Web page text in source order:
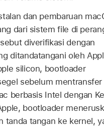
dan pembaruan
dari sistem file di
diverifikasi dengan
ditandatangani oleh
silicon, bootloader
sebelum
berbasis Intel dengan
bootloader
tanda tangan ke kernel,